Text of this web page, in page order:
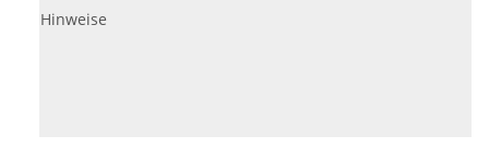
Hinweise